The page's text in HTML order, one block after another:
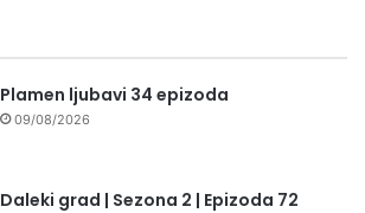
Plamen ljubavi 34 epizoda
09/08/2026
Daleki grad | Sezona 2 | Epizoda 72